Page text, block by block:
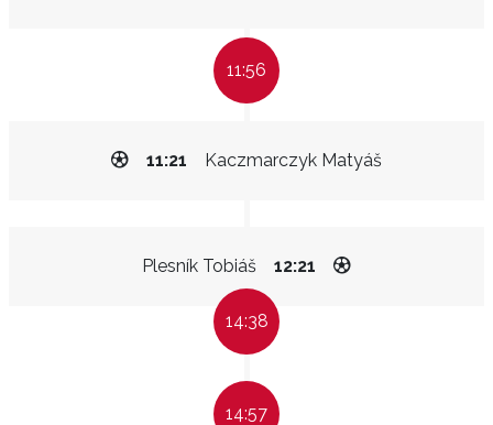
11:56
Kaczmarczyk Matyáš
11:21
Plesník Tobiáš 12:21
14:38
14:57